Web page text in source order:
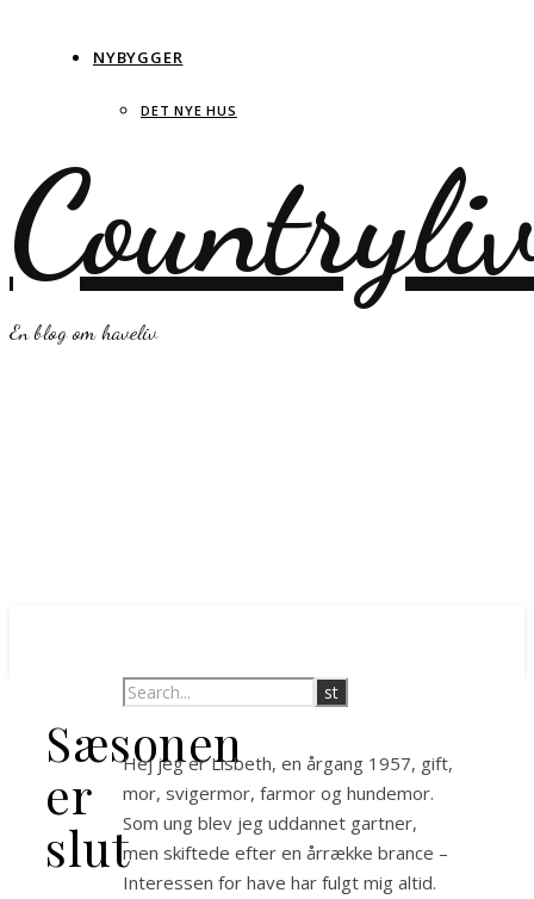
NYBYGGER
DET NYE HUS
En blog om haveliv
Sæsonen
er
slut
Hej jeg er Lisbeth, en årgang 1957, gift,
mor, svigermor, farmor og hundemor.
Som ung blev jeg uddannet gartner,
men skiftede efter en årrække brance –
Interessen for have har fulgt mig altid.